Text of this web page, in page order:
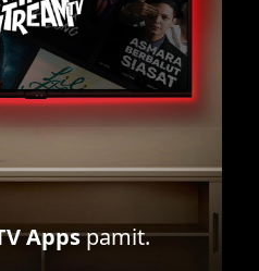
Appspamit.